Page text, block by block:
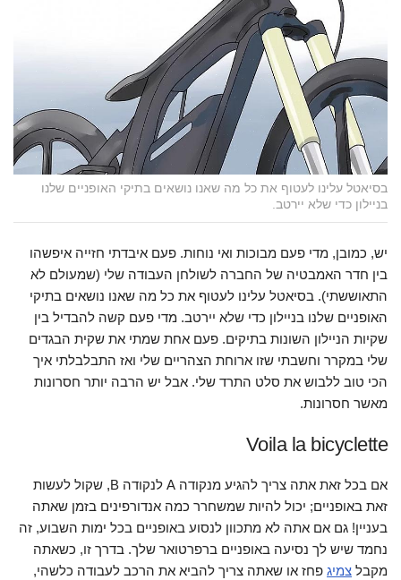
בסיאטל עלינו לעטוף את כל מה שאנו נושאים בתיקי האופניים שלנו
בניילון כדי שלא יירטב.
יש, כמובן, מדי פעם מבוכות ואי נוחות. פעם איבדתי חזייה איפשהו
בין חדר האמבטיה של החברה לשולחן העבודה שלי (שמעולם לא
התאוששתי). בסיאטל עלינו לעטוף את כל מה שאנו נושאים בתיקי
האופניים שלנו בניילון כדי שלא יירטב. מדי פעם קשה להבדיל בין
שקיות הניילון השונות בתיקים. פעם אחת שמתי את שקית הבגדים
שלי במקרר וחשבתי שזו ארוחת הצהריים שלי ואז התבלבלתי איך
הכי טוב ללבוש את סלט התרד שלי. אבל יש הרבה יותר חסרונות
מאשר חסרונות.
Voila la bicyclette
אם בכל זאת אתה צריך להגיע מנקודה A לנקודה B, שקול לעשות
זאת באופניים; יכול להיות שמשחרר כמה אנדורפינים בזמן שאתה
בעניין! גם אם אתה לא מתכוון לנסוע באופניים בכל ימות השבוע, זה
נחמד שיש לך נסיעה באופניים ברפרטואר שלך. בדרך זו, כשאתה
מקבל צמיג פחז או שאתה צריך להביא את הרכב לעבודה כלשהי,